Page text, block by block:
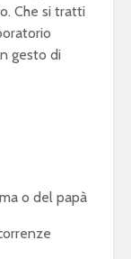
Che si tratti
gesto di
o del papà